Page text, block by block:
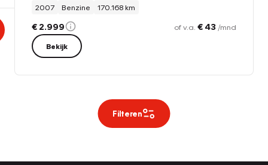
2007
Benzine 170.168 km
€ 2.999 of v.a. € 43 /mnd
Bekijk
Filteren